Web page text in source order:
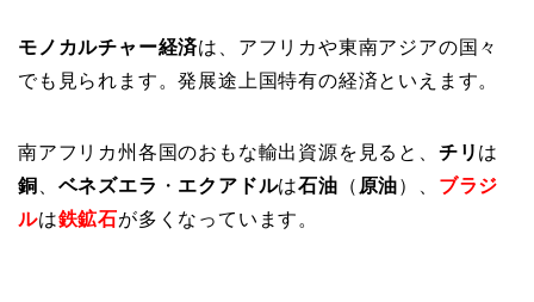
モノカルチャー経済は、アフリカや東南アジアの国々
でも見られます。発展途上国特有の経済といえます。
南アフリカ州各国のおもな輸出資源を見ると、 チリ は
銅
ベネズエラ ・ エクアドルは石油 （ 原油）、 ブラジ
ルは鉄鉱石が多くなっています。